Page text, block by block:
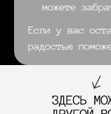
можете
Если у вас
радостью